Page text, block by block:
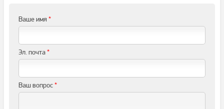
Ваше имя *
Эл. почта*
Ваш вопрос*